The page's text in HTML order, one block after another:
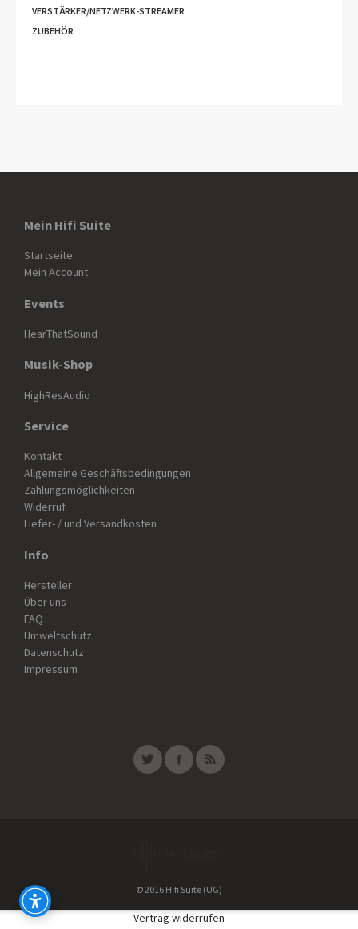
VERSTÄRKER/NETZWERK-STREAMER
ZUBEHÖR
Mein Hifi Suite
Startseite
Mein Account
Events
HearThatSound
Musik-Shop
HighResAudio
Service
Kontakt
Allgemeine Geschäftsbedingungen
Zahlungsmöglichkeiten
Widerruf
Liefer- / und Versandkosten
Info
Hersteller
Über uns
FAQ
Umweltschutz
Datenschutz
Impressum
© 2016 Hifi Suite (UG)
Vertrag widerrufen